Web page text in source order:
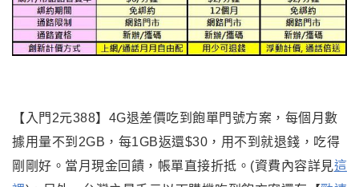
【入門2元388】4G退差價吃到飽單門號方案，每個月數
據用量不到2GB，每1GB返還$30，用不到就退錢，吃得
剛剛好。當月現金回饋，帳單直接折抵。(資費內容詳見這